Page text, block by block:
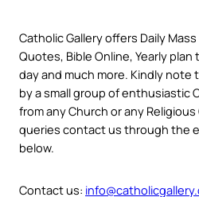
Catholic Gallery offers Daily
Quotes, Bible Online, Yearly
day and much more. Kindly
by a small group of enthusiastic
from any Church or any
queries contact us through the
below.
Contact us: